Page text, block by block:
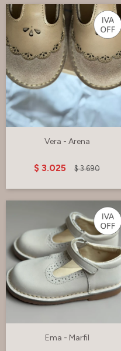
Vera - Arena
$ 3.025 $ 3.690
Ema - Marfil